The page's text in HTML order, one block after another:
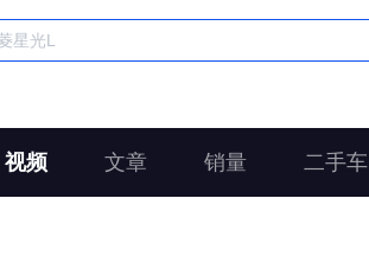
视频 文章 销量 二手车